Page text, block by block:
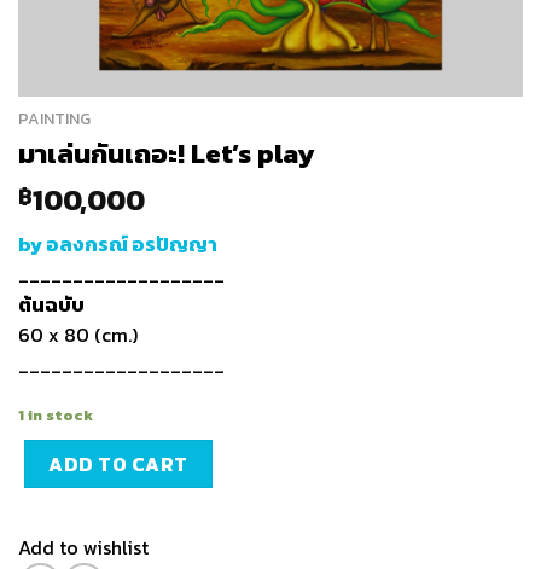
PAINTING
มาเล่นกันเถอะ! Let’s play
฿100,000
by อลงกรณ์ อรปัญญา
___________________
ต้นฉบับ
60 x 80 (cm.)
___________________
1 in stock
ADD TO CART
Add to wishlist